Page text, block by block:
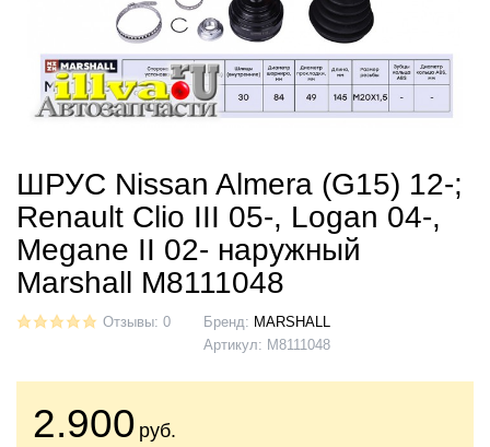
ШРУС Nissan Almera (G15) 12-;
Renault Clio III 05-, Logan 04-,
Megane II 02- наружный
Marshall M8111048
Отзывы: 0 Бренд: MARSHALL
Артикул: M8111048
2.900 руб.